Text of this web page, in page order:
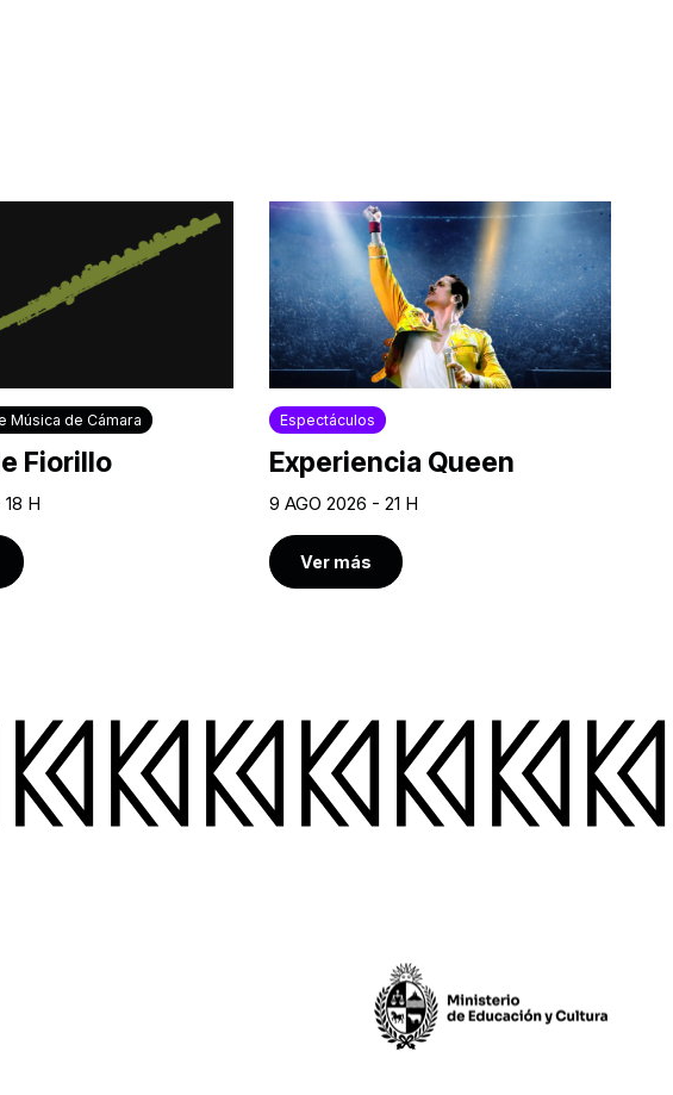
Música de Cámara
Fiorillo
H
Espectáculos
Experiencia Queen
9 AGO 2026 - 21 H
Ver más